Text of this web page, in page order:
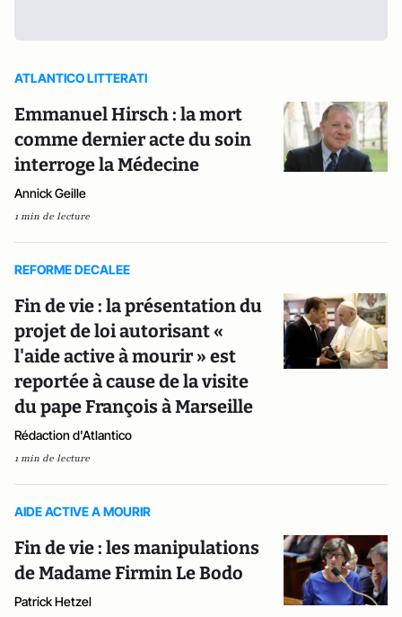
ATLANTICO LITTERATI
Emmanuel Hirsch : la mort
comme dernier acte du soin
interroge la Médecine
Annick Geille
1 min de lecture
REFORME DECALEE
Fin de vie : la présentation du
projet de loi autorisant «
l'aide active à mourir » est
reportée à cause de la visite
du pape François à Marseille
Rédaction d'Atlantico
1 min de lecture
AIDE ACTIVE A MOURIR
Fin de vie : les manipulations
de Madame Firmin Le Bodo
Patrick Hetzel